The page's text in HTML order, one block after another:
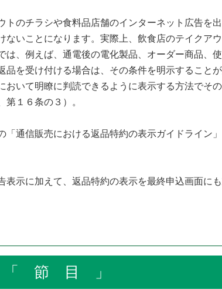
のチラシや食料品店舗のインターネット広告を
ないことになります。実際上、飲食店のテイクア
は、例えば、通電後の電化製品、オーダー商品、
を受け付ける場合は、その条件を明示することが
いて明瞭に判読できるように表示する方法でそ
１６条の３）。
通信販売における返品特約の表示ガイドライン
示に加えて、返品特約の表示を最終申込画面に
目 」